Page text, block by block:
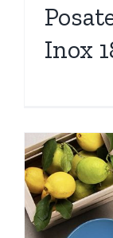
Inox